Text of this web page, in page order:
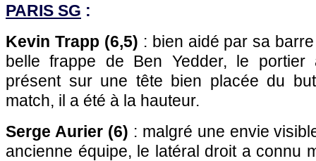
PARIS SG :
Kevin Trapp (6,5) : bien aidé par sa
belle frappe de Ben Yedder, le portier
présent sur une tête bien placée du
match, il a été à la hauteur.
Serge Aurier (6) : malgré une envie
ancienne équipe, le latéral droit a connu